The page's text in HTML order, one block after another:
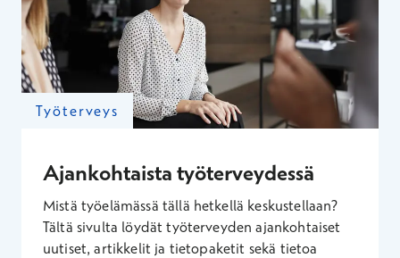
Työterveys
Ajankohtaista työterveydessä
Mistä työelämässä tällä hetkellä keskustellaan?
Tältä sivulta löydät työterveyden ajankohtaiset
uutiset, artikkelit ja tietopaketit sekä tietoa